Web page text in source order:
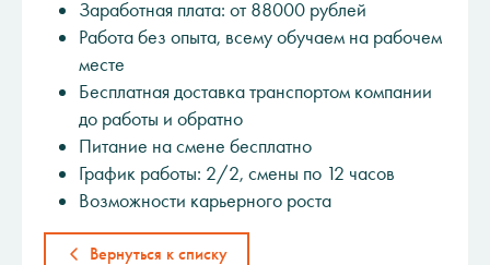
Заработная плата: от 88000 рублей
Работа без опыта, всему обучаем на рабочем
месте
Бесплатная доставка транспортом компании
до работы и обратно
Питание на смене бесплатно
График работы: 2/2, смены по 12 часов
Возможности карьерного роста
Вернуться к списку